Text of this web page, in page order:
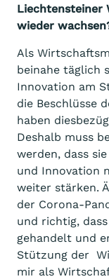
Liechtensteiner
wieder
Als
beinahe täglich
Innovation am
die Beschlüsse
haben
Deshalb muss
werden, dass
und Innovation
weiter stärken.
der Corona-
und richtig,
gehandelt und
Stützung der
mir als